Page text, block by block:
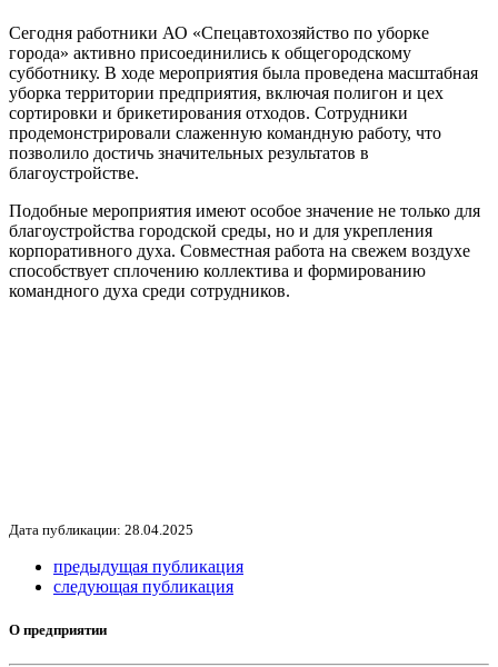
Сегодня работники АО «Спецавтохозяйство по уборке
города» активно присоединились к общегородскому
субботнику. В ходе мероприятия была проведена масштабная
уборка территории предприятия, включая полигон и цех
сортировки и брикетирования отходов. Сотрудники
продемонстрировали слаженную командную работу, что
позволило достичь значительных результатов в
благоустройстве.
Подобные мероприятия имеют особое значение не только для
благоустройства городской среды, но и для укрепления
корпоративного духа. Совместная работа на свежем воздухе
способствует сплочению коллектива и формированию
командного духа среди сотрудников.
Дата публикации: 28.04.2025
предыдущая публикация
следующая публикация
О предприятии